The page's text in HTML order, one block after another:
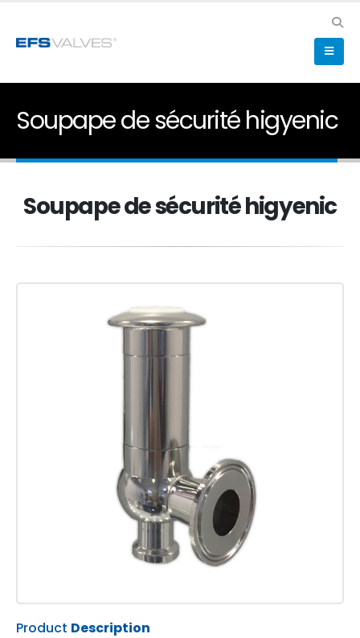
Soupape de sécurité higyenic
Soupape de sécurité higyenic
Product Description